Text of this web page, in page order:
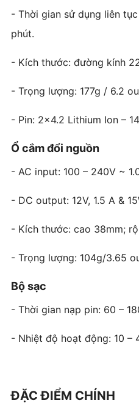
- Thời gian sử dụng liên
phút.
- Kích thước: đường kính
- Trọng lượng: 177g / 6.2
- Pin: 2x4.2 Lithium Ion –
Ổ cắm đổi nguồn
- AC input: 100 – 240V ~
- DC output: 12V, 1.5 A &
- Kích thước: cao 38mm;
- Trọng lượng: 104g/3.65
Bộ sạc
- Thời gian nạp pin: 60 –
- Nhiệt độ hoạt động: 10 –
ĐẶC ĐIỂM CHÍNH